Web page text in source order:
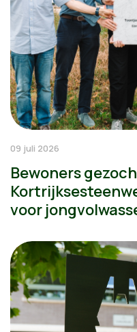
09 juli 2026
Bewoners
voor